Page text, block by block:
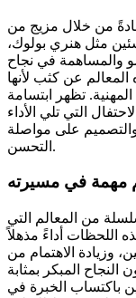
من خلال مزيج من
مثل هنري بولوك،
والمساهمة في نجاح
عن كثب لأنها
تظهر ابتسامة
التي تلي الأداء
والتصميم على مواصلة
التحسن.
مهمة في مسيرته
من المعالم التي
اللحظات أداءً مذهلاً
وزيادة الاهتمام من
النجاح المبكر بمثابة
باكتساب الخبرة في